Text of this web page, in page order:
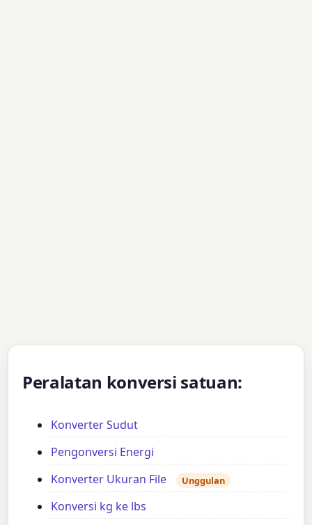
Peralatan konversi satuan:
Konverter Sudut
Pengonversi Energi
Konverter Ukuran File
Unggulan
Konversi kg ke lbs